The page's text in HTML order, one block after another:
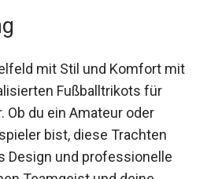
Fußballtrikots für
Ob du ein Amateur oder
bist, diese Trachten
Design und professionelle
Teamgeist und deine